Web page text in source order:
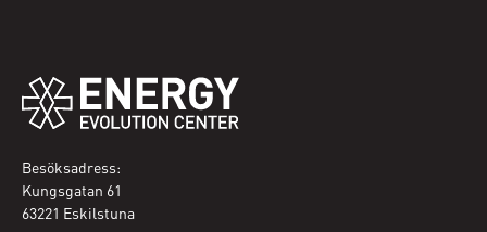
Besöksadress:
Kungsgatan 61
63221 Eskilstuna